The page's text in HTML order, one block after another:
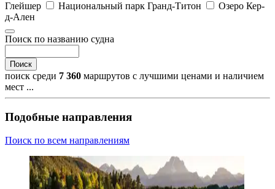
Глейшер
Национальный парк Гранд-Титон
Озеро Кер-
д-Ален
Поиск по названию судна
Поиск
поиск среди 7 360 маршрутов с лучшими ценами и наличием
мест ...
Подобные направления
Поиск по всем направлениям